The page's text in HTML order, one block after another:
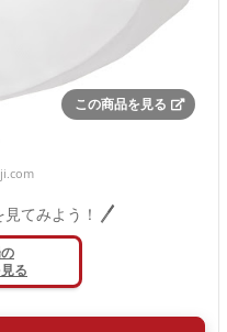
この商品を見る
てみよう！
る